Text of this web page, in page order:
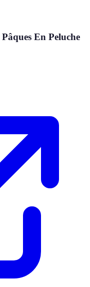
En Peluche